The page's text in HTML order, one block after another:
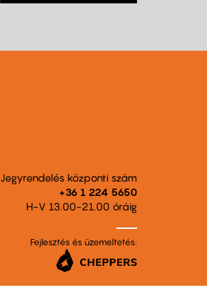
Jegyrendelés központi szám
+36 1 224 5650
H-V 13.00-21.00 óráig
Fejlesztés és üzemeltetés: